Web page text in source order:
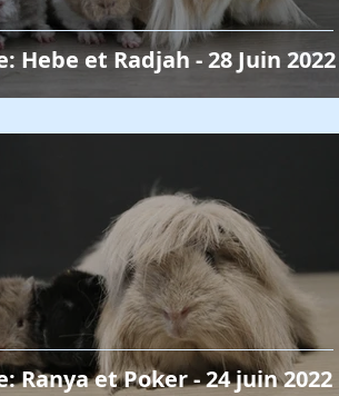
Hebe et Radjah - 28 Juin 2022
Ranya et Poker - 24 juin 2022